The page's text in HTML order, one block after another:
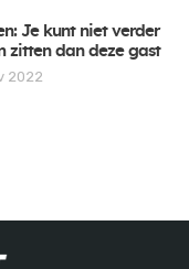
Je kunt niet verder
zitten dan deze gast
2022